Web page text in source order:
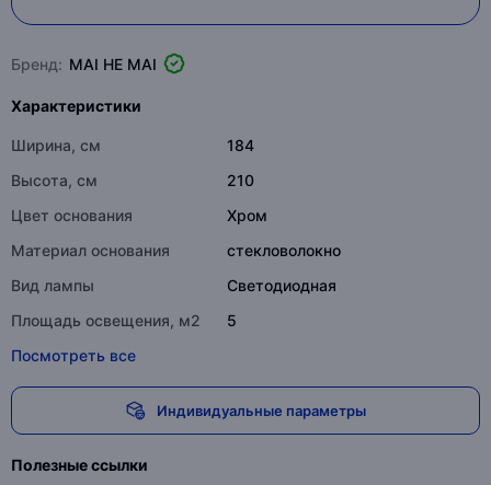
Бренд: MAI HE MAI
Характеристики
Ширина, см
184
Высота, см
210
Цвет основания
Хром
Материал основания
стекловолокно
Вид лампы
Светодиодная
Площадь освещения, м2
5
Посмотреть все
Индивидуальные параметры
Полезные ссылки